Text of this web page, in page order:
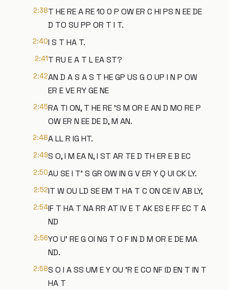
2:38T HE RE A RE 10 0 P OW ER C HI PS N EE DE
D TO SU PP OR T I T.
2:40I S T HA T.
2:41T RU E A T L EA ST?
2:42AN D A S A S T HE GP US G O UP I N P OW
ER E VE RY GE NE
2:45RA TI ON, T HE RE 'S M OR E AN D MO RE P
OW ER N EE DE D, M AN.
2:48A LL R IG HT.
2:49S O, I M EA N, I ST AR TE D TH ER E B EC
2:50AU SE I T' S GR OW IN G V ER Y Q UI CK LY.
2:52IT W OU LD SE EM T HA T C ON CE IV AB LY,
2:54IF T HA T NA RR AT IV E T AK ES E FF EC T A
ND
2:56YO U' RE G OI NG T O F IN D M OR E DE MA
ND.
2:58S O I A SS UM E Y OU 'R E CO NF ID EN T IN T
HA T